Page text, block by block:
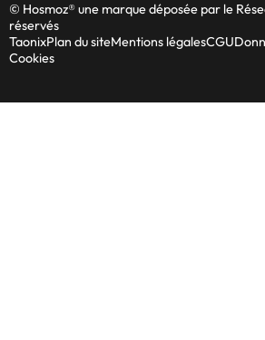
© Hosmoz® une marque déposée par le
réservés
TaonixPlan du siteMentions légalesCGU
Cookies